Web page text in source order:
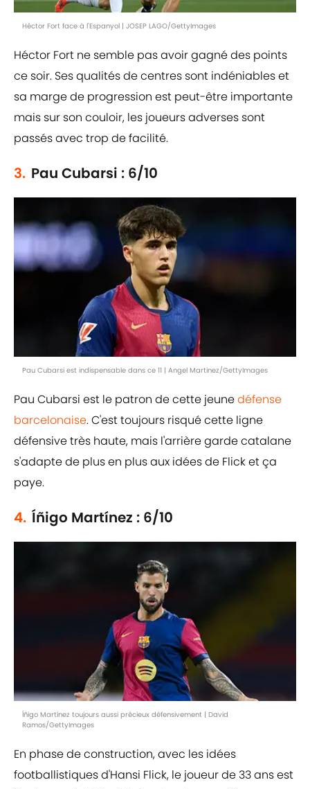
Héctor Fort face à l'Espanyol | JOSEP LAGO/GettyImages
Héctor Fort ne semble pas avoir gagné des points
ce soir. Ses qualités de centres sont indéniables et
sa marge de progression est peut-être importante
mais sur son couloir, les joueurs adverses sont
passés avec trop de facilité.
3. Pau Cubarsi : 6/10
Pau Cubarsi est indispensable dans ce 11 | Angel Martinez/GettyImages
Pau Cubarsi est le patron de cette jeunedéfense
barcelonaise. C'est toujours risqué cette ligne
défensive très haute, mais l'arrière garde catalane
s'adapte de plus en plus aux idées de Flick et ça
paye.
4. Íñigo Martínez : 6/10
Íñigo Martínez toujours aussi précieux défensivement | David
Ramos/GettyImages
En phase de construction, avec les idées
footballistiques d'Hansi Flick, le joueur de 33 ans est